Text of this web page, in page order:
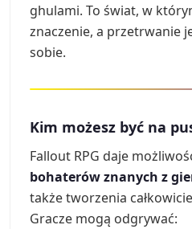
ghulami. To świat, w
znaczenie, a przetrwanie
sobie.
Kim możesz być na
Fallout RPG daje
bohaterów znanych z
także tworzenia
Gracze mogą odgrywać: